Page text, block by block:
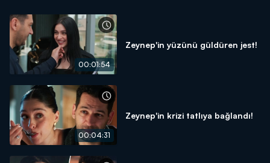
00:01:54
Zeynep'in yüzünü güldüren jest!
00:04:31
Zeynep'in krizi tatlıya bağlandı!